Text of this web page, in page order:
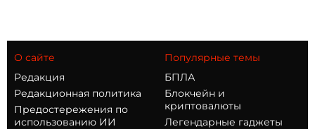
О сайте
Редакция
Редакционная политика
Предостережения по
использованию ИИ
Популярные темы
БПЛА
Блокчейн и
криптовалюты
Легендарные гаджеты